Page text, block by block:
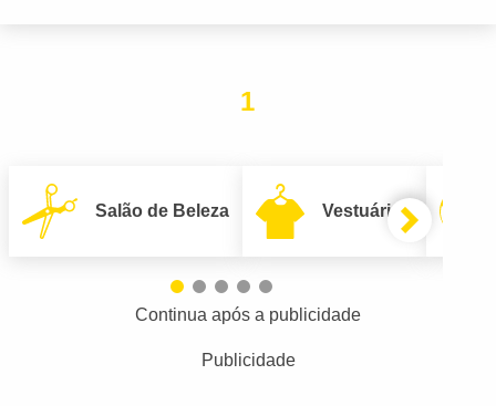
1
Salão de Beleza Vestuário
Continua após a publicidade
Publicidade